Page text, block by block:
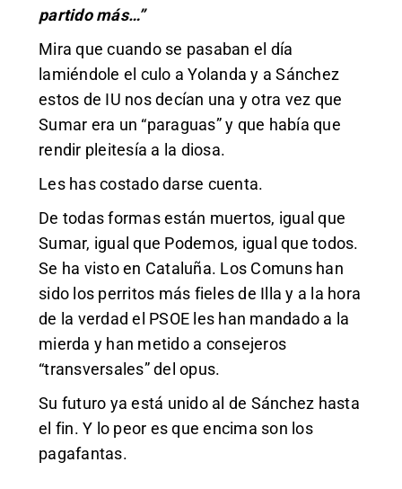
partido más…”
Mira que cuando se pasaban el día
lamiéndole el culo a Yolanda y a Sánchez
estos de IU nos decían una y otra vez que
Sumar era un “paraguas” y que había que
rendir pleitesía a la diosa.
Les has costado darse cuenta.
De todas formas están muertos, igual que
Sumar, igual que Podemos, igual que todos.
Se ha visto en Cataluña. Los Comuns han
sido los perritos más fieles de Illa y a la hora
de la verdad el PSOE les han mandado a la
mierda y han metido a consejeros
“transversales” del opus.
Su futuro ya está unido al de Sánchez hasta
el fin. Y lo peor es que encima son los
pagafantas.